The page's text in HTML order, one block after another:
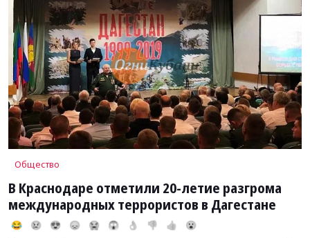
Общество
В Краснодаре отметили 20-летие разгрома
международных террористов в Дагестане
😂 😢 😍 😞 😭 😱 👌 👎 👍 😮